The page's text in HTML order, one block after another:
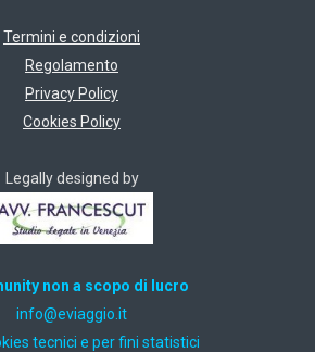
Termini e condizioni
Regolamento
Privacy Policy
Cookies Policy
Legally designed by
non a scopo di lucro
ti.oiggaive@ofni
tecnici e per fini statistici